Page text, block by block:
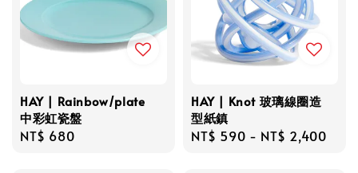
HAY | Rainbow/plate
中彩虹瓷盤
Regular
NT$ 680
HAY | Knot 玻璃線圈造
型紙鎮
Regular
NT$ 590 - NT$ 2,400